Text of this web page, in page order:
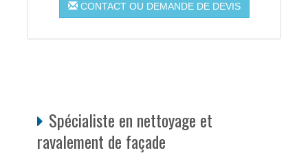
CONTACT OU DEMANDE DE DEVIS
Spécialiste en nettoyage et
ravalement de façade